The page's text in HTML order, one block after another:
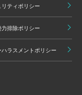
ティポリシー
力排除ポリシー
ハラスメントポリシー